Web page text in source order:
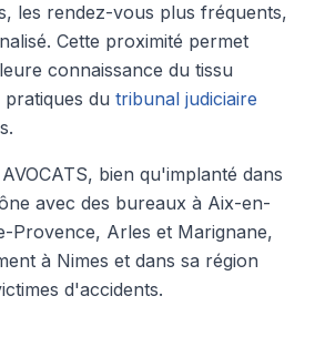
les rendez-vous plus fréquents,
Cette proximité permet
connaissance du tissu
pratiques du tribunal judiciaire
bien qu'implanté dans
avec des bureaux à Aix-en-
Provence, Arles et Marignane,
à Nimes et dans sa région
d'accidents.